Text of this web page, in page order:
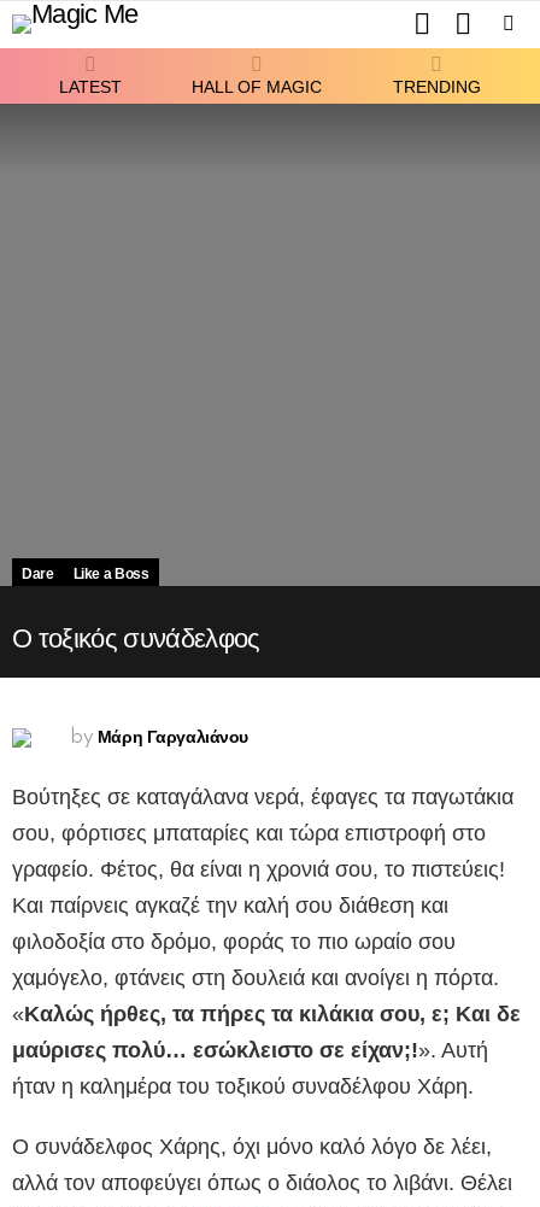
SWITCH
SKIN
LATEST HALL OF MAGIC TRENDING
Dare Like a Boss
Ο τοξικός συνάδελφος
by Μάρη Γαργαλιάνου
Βούτηξες σε καταγάλανα νερά, έφαγες τα παγωτάκια
σου, φόρτισες μπαταρίες και τώρα επιστροφή στο
γραφείο. Φέτος, θα είναι η χρονιά σου, το πιστεύεις!
Και παίρνεις αγκαζέ την καλή σου διάθεση και
φιλοδοξία στο δρόμο, φοράς το πιο ωραίο σου
χαμόγελο, φτάνεις στη δουλειά και ανοίγει η πόρτα.
«Καλώς ήρθες, τα πήρες τα κιλάκια σου, ε; Και δε
μαύρισες πολύ… εσώκλειστο σε είχαν;!». Αυτή
ήταν η καλημέρα του τοξικού συναδέλφου Χάρη.
Ο συνάδελφος Χάρης, όχι μόνο καλό λόγο δε λέει,
αλλά τον αποφεύγει όπως ο διάολος το λιβάνι. Θέλει